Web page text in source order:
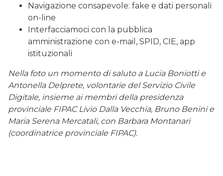
Navigazione consapevole: fake e dati personali
on-line
Interfacciamoci con la pubblica
amministrazione con e-mail, SPID, CIE, app
istituzionali
Nella foto un momento di saluto a Lucia Boniotti e
Antonella Delprete, volontarie del Servizio Civile
Digitale, insieme ai membri della presidenza
provinciale FIPAC Livio Dalla Vecchia, Bruno Benini e
Maria Serena Mercatali, con Barbara Montanari
(coordinatrice provinciale FIPAC).